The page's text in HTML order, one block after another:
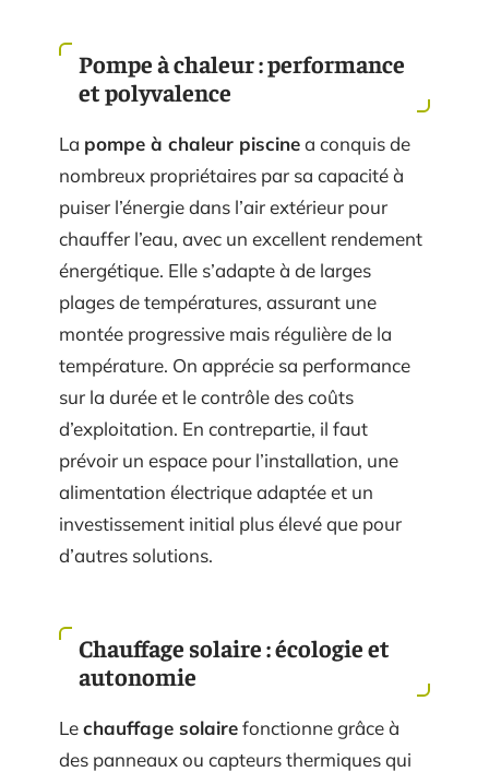
Pompe à chaleur : performance
et polyvalence
La pompe à chaleur piscinea conquis de
nombreux propriétaires par sa capacité à
puiser l’énergie dans l’air extérieur pour
chauffer l’eau, avec un excellent rendement
énergétique. Elle s’adapte à de larges
plages de températures, assurant une
montée progressive mais régulière de la
température. On apprécie sa performance
sur la durée et le contrôle des coûts
d’exploitation. En contrepartie, il faut
prévoir un espace pour l’installation, une
alimentation électrique adaptée et un
investissement initial plus élevé que pour
d’autres solutions.
Chauffage solaire : écologie et
autonomie
Lechauffage solairefonctionne grâce à
des panneaux ou capteurs thermiques qui